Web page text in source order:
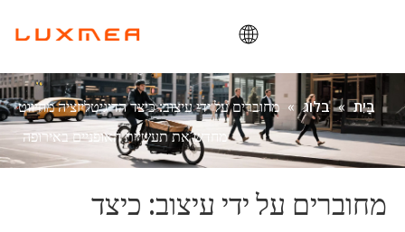
בַּיִת
חֶברָה
אופני מטען
בַּיִת » בלוג » מחוברים על ידי עיצוב: כיצד הדיגיטליזציה מחיווט
מחדש את תעשיית האופניים באירופה
מחוברים על ידי עיצוב: כיצד